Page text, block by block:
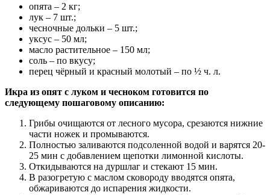
опята – 2 кг;
лук – 7 шт.;
чесночные дольки – 5 шт.;
уксус – 50 мл;
масло растительное – 150 мл;
соль – по вкусу;
перец чёрный и красный молотый – по ½ ч. л.
Икра из опят с луком и чесноком готовится по
следующему пошаговому описанию:
Грибы очищаются от лесного мусора, срезаются нижние
части ножек и промываются.
Полностью заливаются подсоленной водой и варятся 20-
25 мин с добавлением щепотки лимонной кислоты.
Откидываются на дуршлаг и стекают 15 мин.
В разогретую с маслом сковороду вводятся опята,
обжариваются до испарения жидкости.